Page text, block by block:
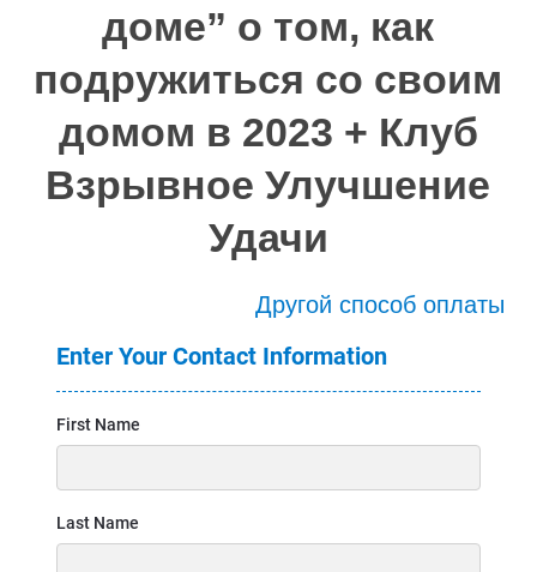
доме” о том, как
подружиться со своим
домом в 2023 + Клуб
Взрывное Улучшение
Удачи
Другой способ оплаты